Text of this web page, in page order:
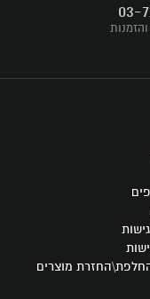
03-
החלפת\החזרת מוצרים